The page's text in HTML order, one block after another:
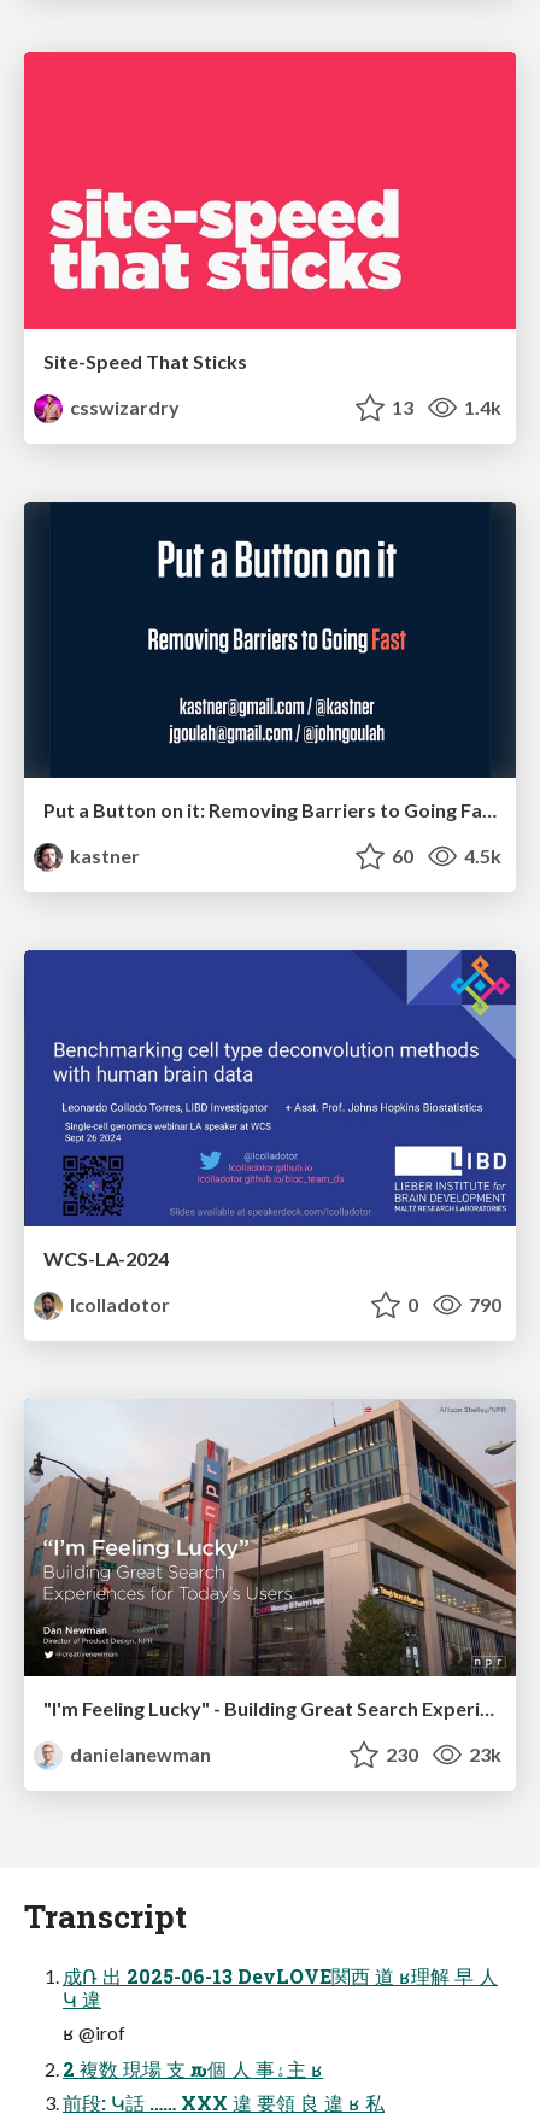
Site-Speed That Sticks
csswizardry
13 1.4k
Put a Button on it: Removing Barriers to Going Fast.
kastner
60 4.5k
WCS-LA-2024
lcolladotor
0 790
danielanewman
230 23k
Transcript
成Ռ 出 2025-06-13 DevLOVE関西 道 ʁ理解 早 人
Կ 違
ʁ @irof
2 複数 現場 支 ԉۀ 個 人 事ۀ主 ʁ
前段: Կ話 …… XXX 違 要領 良 違 ʁ 私